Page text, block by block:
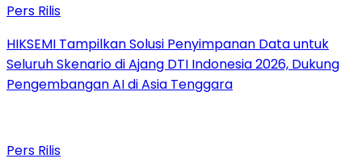
Pers Rilis
HIKSEMI Tampilkan Solusi Penyimpanan Data untuk
Seluruh Skenario di Ajang DTI Indonesia 2026, Dukung
Pengembangan AI di Asia Tenggara
Pers Rilis